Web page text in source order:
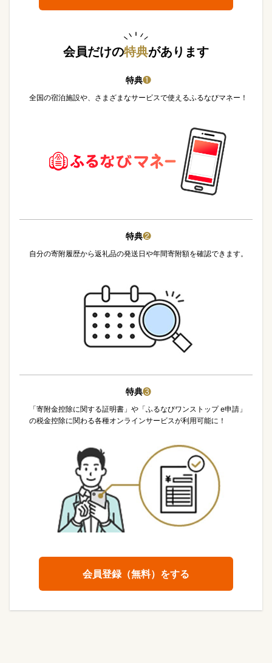
会員だけの特典があります
特典❶
全国の宿泊施設や、さまざまなサービスで使えるふるなびマネー！
特典❷
自分の寄附履歴から返礼品の発送日や年間寄附額を確認できます。
特典❸
「寄附金控除に関する証明書」や「ふるなびワンストップ e申請」
の税金控除に関わる各種オンラインサービスが利用可能に！
会員登録（無料）をする